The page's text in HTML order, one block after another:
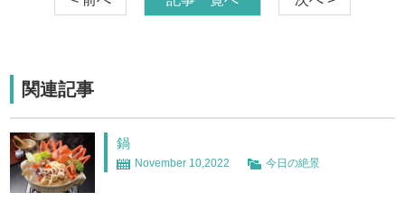
関連記事
鍋
November 10,2022 今日の絶景